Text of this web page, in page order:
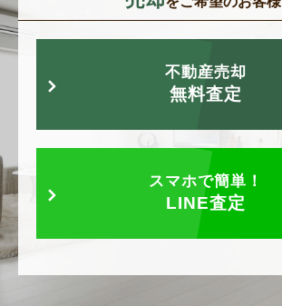
不動産売却
無料査定
スマホで簡単！
LINE査定